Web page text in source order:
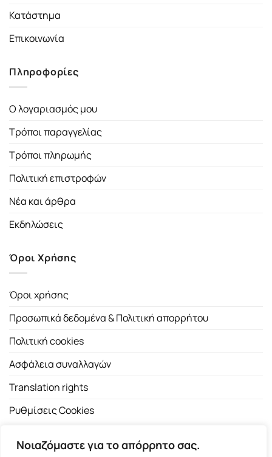
Νοιαζόμαστε για το απόρρητο σας.
Κατάστημα
Επικοινωνία
Πληροφορίες
Ο λογαριασμός μου
Τρόποι παραγγελίας
Τρόποι πληρωμής
Πολιτική επιστροφών
Νέα και άρθρα
Εκδηλώσεις
Όροι Χρήσης
Όροι χρήσης
Προσωπικά δεδομένα & Πολιτική απορρήτου
Πολιτική cookies
Ασφάλεια συναλλαγών
Translation rights
Ρυθμίσεις Cookies